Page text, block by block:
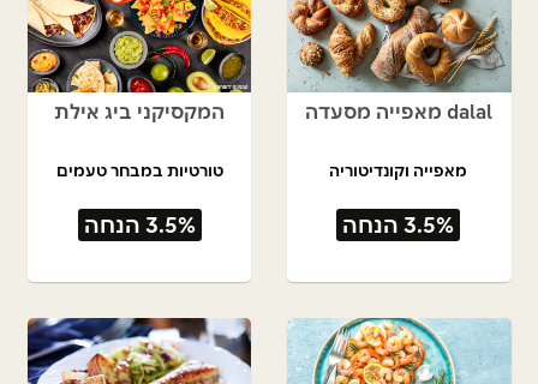
dalal מאפייה מסעדה
מאפייה וקונדיטוריה
3.5% הנחה
המקסיקני ביג אילת
טורטיות במבחר טעמים
3.5% הנחה